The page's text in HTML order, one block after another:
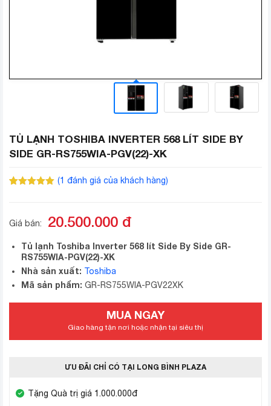
TỦ LẠNH TOSHIBA INVERTER 568 LÍT SIDE BY
SIDE GR-RS755WIA-PGV(22)-XK
(1 đánh giá của khách hàng)
Giá bán: 20.500.000 đ
Tủ lạnh Toshiba Inverter 568 lít Side By Side GR-
RS755WIA-PGV(22)-XK
Nhà sản xuất: Toshiba
Mã sản phẩm: GR-RS755WIA-PGV22XK
MUA NGAY
Giao hàng tận nơi hoặc nhận tại siêu thị
ƯU ĐÃI CHỈ CÓ TẠI LONG BÌNH PLAZA
Tặng Quà trị giá 1.000.000đ